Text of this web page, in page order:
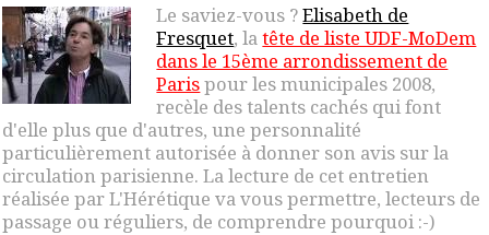
Le saviez-vous ?Elisabeth de
Fresquet, latête de liste UDF-MoDem
dans le 15ème arrondissement de
Parispour les municipales 2008,
recèle des talents cachés qui font
d'elle plus que d'autres, une personnalité
particulièrement autorisée à donner son avis sur la
circulation parisienne. La lecture de cet entretien
réalisée par L'Hérétique va vous permettre, lecteurs de
passage ou réguliers, de comprendre pourquoi :-)